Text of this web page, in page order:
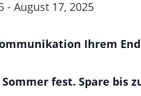
- August 17, 2025
Ihrem
fest. Spare bis